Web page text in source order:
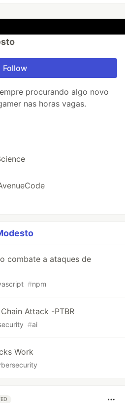
Follow
procurando algo novo
nas horas vagas.
combate a ataques de
#npm
Attack -PTBR
#ai
Work